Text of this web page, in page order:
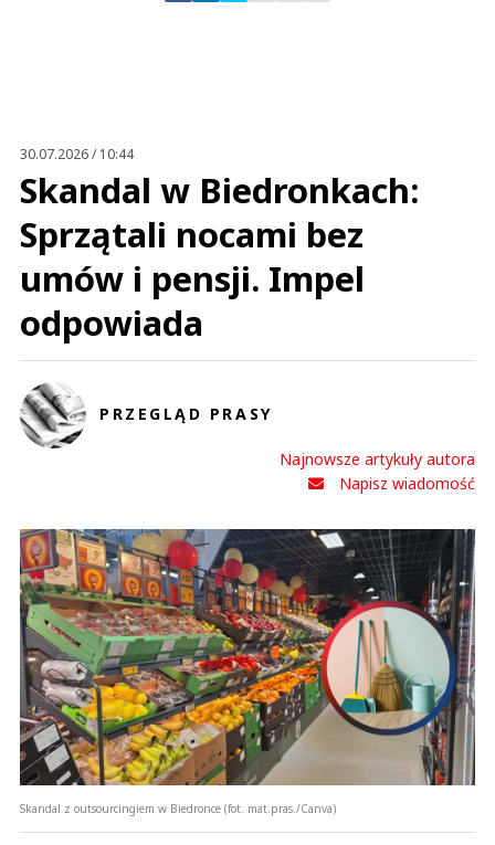
Zostaw swoje komentarze
30.07.2026 / 10:44
Skandal w Biedronkach:
Sprzątali nocami bez
umów i pensji. Impel
odpowiada
PRZEGLĄD PRASY
Najnowsze artykuły autora
Napisz wiadomość
Skandal z outsourcingiem w Biedronce (fot. mat.pras./Canva)